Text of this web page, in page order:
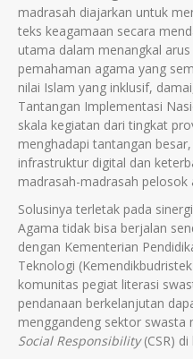
madrasah diajarkan untuk
teks keagamaan secara
utama dalam menangkal
pemahaman agama yang
nilai Islam yang inklusif,
Tantangan Implementasi
skala kegiatan dari tingkat
menghadapi tantangan
infrastruktur digital dan
madrasah-madrasah pelosok
Solusinya terletak pada
Agama tidak bisa berjalan
dengan Kementerian
Teknologi
komunitas pegiat literasi
pendanaan berkelanjutan
menggandeng sektor swasta
Social Responsibility(CSR) di